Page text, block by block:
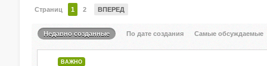
Страниц 1 2 ВПЕРЕД
Недавно созданные По дате создания Самые обсуждаемые
ВАЖНО